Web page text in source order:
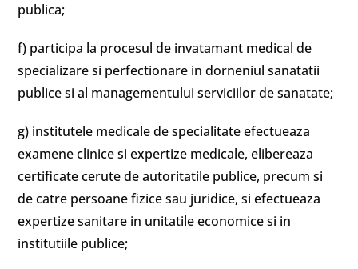
publica;
f) participa la procesul de invatamant medical de
specializare si perfectionare in dorneniul sanatatii
publice si al managementului serviciilor de sanatate;
g) institutele medicale de specialitate efectueaza
examene clinice si expertize medicale, elibereaza
certificate cerute de autoritatile publice, precum si
de catre persoane fizice sau juridice, si efectueaza
expertize sanitare in unitatile economice si in
institutiile publice;